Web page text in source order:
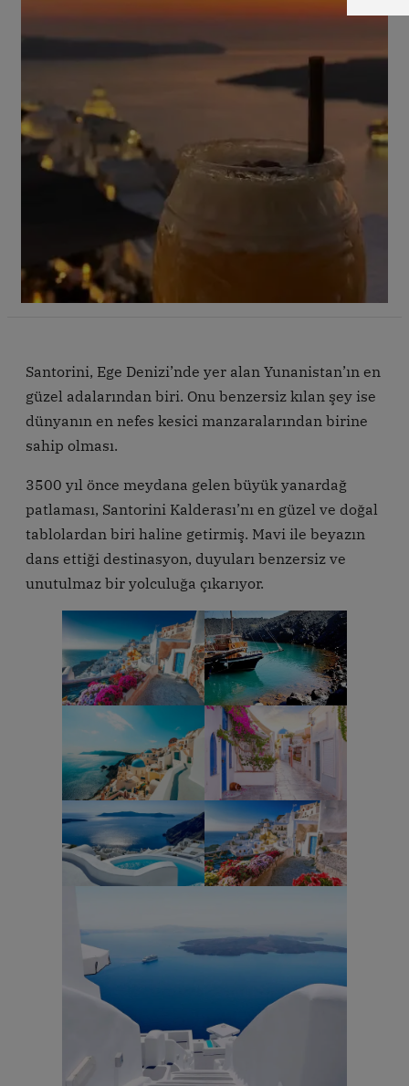
Santorini, Ege Denizi’nde yer alan Yunanistan’ın en
güzel adalarından biri. Onu benzersiz kılan şey ise
dünyanın en nefes kesici manzaralarından birine
sahip olması.
3500 yıl önce meydana gelen büyük yanardağ
patlaması, Santorini Kalderası’nı en güzel ve doğal
tablolardan biri haline getirmiş. Mavi ile beyazın
dans ettiği destinasyon, duyuları benzersiz ve
unutulmaz bir yolculuğa çıkarıyor.